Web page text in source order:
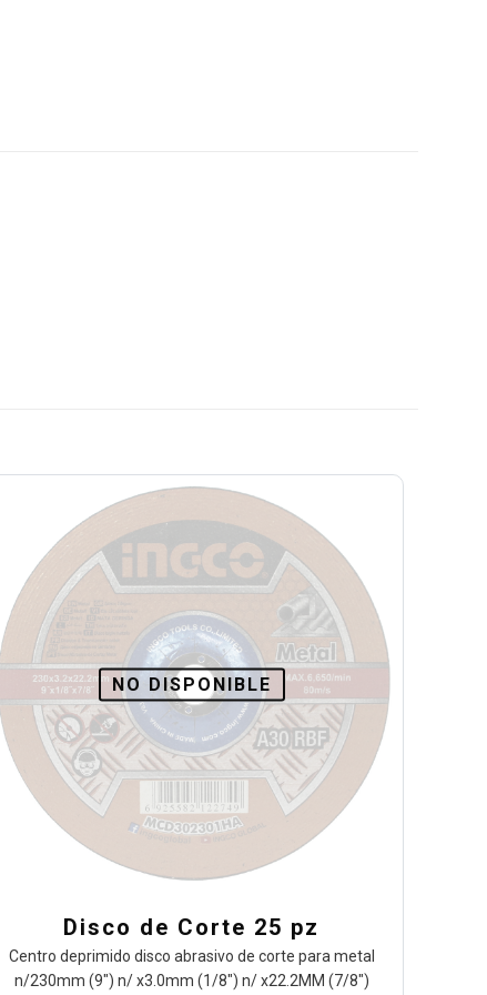
NO DISPONIBLE
Disco de Corte 25 pz
Centro deprimido disco abrasivo de corte para metal
n/230mm (9″) n/ x3.0mm (1/8″) n/ x22.2MM (7/8″)